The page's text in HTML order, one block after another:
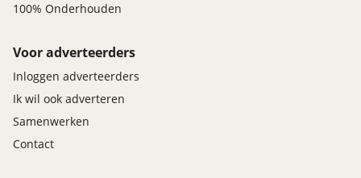
100% Onderhouden
Voor adverteerders
Inloggen adverteerders
Ik wil ook adverteren
Samenwerken
Contact